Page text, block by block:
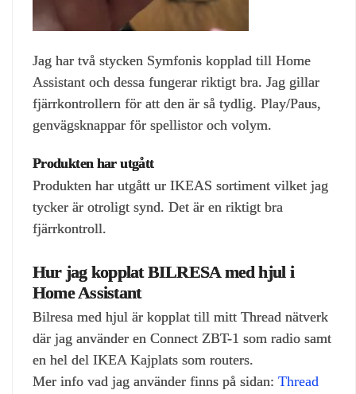
Jag har två stycken Symfonis kopplad till Home
Assistant och dessa fungerar riktigt bra. Jag gillar
fjärrkontrollern för att den är så tydlig. Play/Paus,
genvägsknappar för spellistor och volym.
Produkten har utgått
Produkten har utgått ur IKEAS sortiment vilket jag
tycker är otroligt synd. Det är en riktigt bra
fjärrkontroll.
Hur jag kopplat BILRESA med hjul i
Home Assistant
Bilresa med hjul är kopplat till mitt Thread nätverk
där jag använder en Connect ZBT-1 som radio samt
en hel del IKEA Kajplats som routers.
Mer info vad jag använder finns på sidan: Thread